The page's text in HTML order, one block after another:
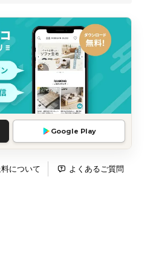
Google Play
について よくあるご質問